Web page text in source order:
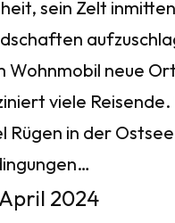
sein Zelt
Wohnmobil neue
viele
Rügen in der
2024